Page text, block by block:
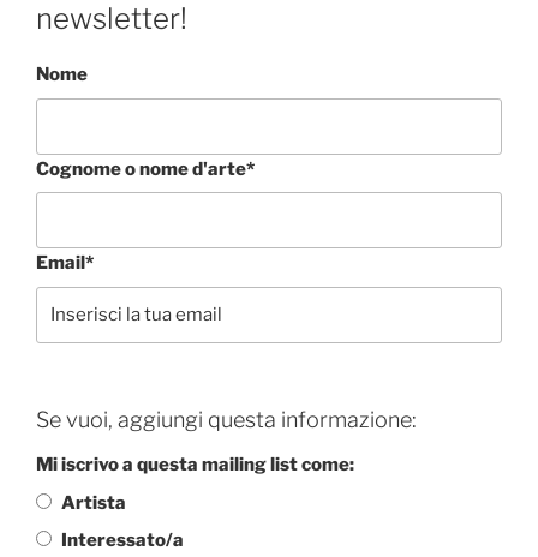
newsletter!
Nome
Cognome o nome d'arte*
Email*
Se vuoi, aggiungi questa informazione:
Mi iscrivo a questa mailing list come:
Artista
Interessato/a